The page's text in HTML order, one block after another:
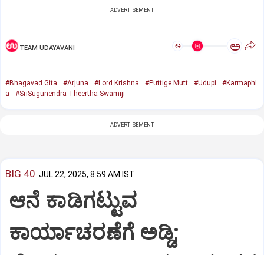
ADVERTISEMENT
TEAM UDAYAVANI ಅ ಅ
#Bhagavad Gita #Arjuna #Lord Krishna #Puttige Mutt #Udupi
#Karmaphl
a
#SriSugunendra Theertha Swamiji
ADVERTISEMENT
BIG 40 JUL 22, 2025, 8:59 AM IST
ಆನೆ ಕಾಡಿಗಟ್ಟುವ
ಕಾರ್ಯಾಚರಣೆಗೆ ಅಡ್ಡಿ;